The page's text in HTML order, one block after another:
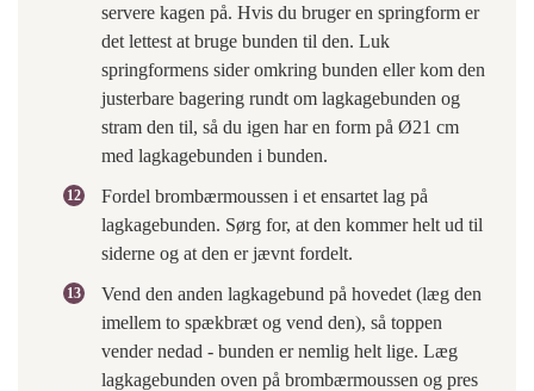
servere kagen på. Hvis du bruger en springform er
det lettest at bruge bunden til den. Luk
springformens sider omkring bunden eller kom den
justerbare bagering rundt om lagkagebunden og
stram den til, så du igen har en form på Ø21 cm
med lagkagebunden i bunden.
Fordel brombærmoussen i et ensartet lag på
lagkagebunden. Sørg for, at den kommer helt ud til
siderne og at den er jævnt fordelt.
Vend den anden lagkagebund på hovedet (læg den
imellem to spækbræt og vend den), så toppen
vender nedad - bunden er nemlig helt lige. Læg
lagkagebunden oven på brombærmoussen og pres